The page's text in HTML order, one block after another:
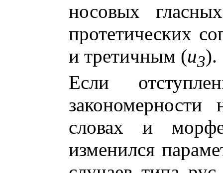
носовых
протетических
и третичным (u3).
Если
закономерности
словах и
изменился